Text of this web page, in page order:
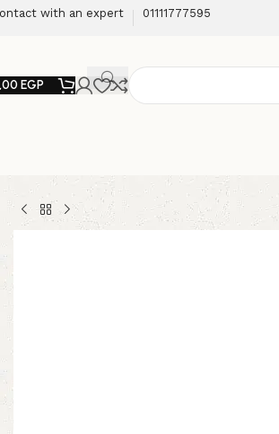
01111777595
with an expert
EGP